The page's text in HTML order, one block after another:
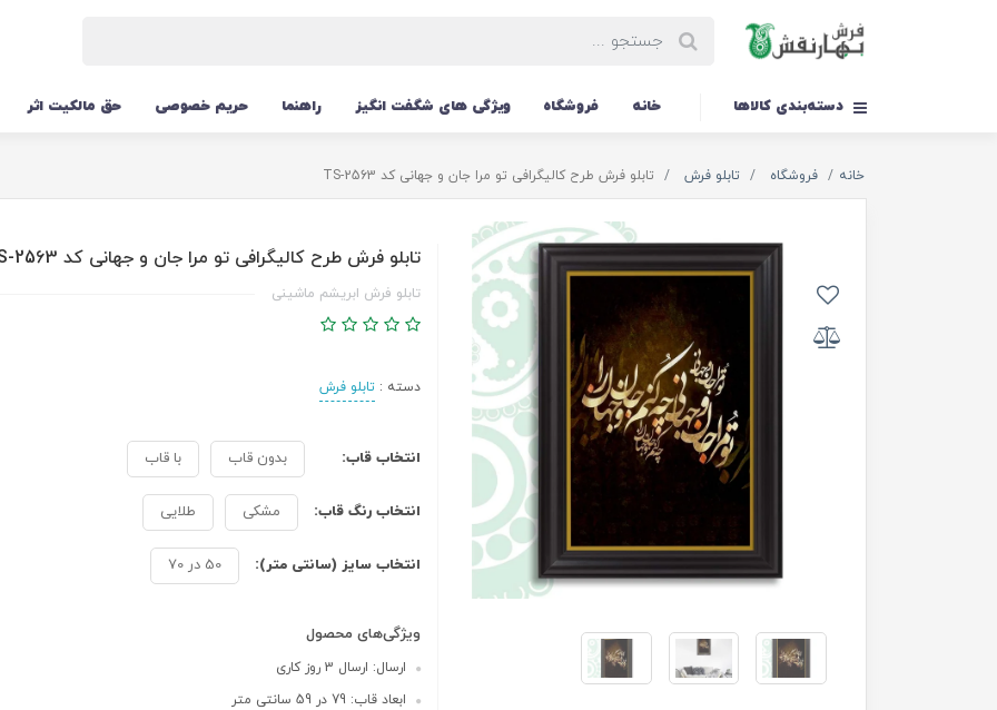
دسته‌بندی کالاها خانه فروشگاه ویژگی های شگفت انگیز راهنما حریم خصوصی حق مالکیت اثر
خانه فروشگاه تابلو فرش تابلو فرش طرح کالیگرافی تو مرا جان و جهانی کد TS-2563
تابلو فرش طرح کالیگرافی تو مرا جان و جهانی کد TS-2563
تابلو فرش ابریشم ماشینی
دسته :تابلو فرش
انتخاب قاب: بدون قاب با قاب
انتخاب رنگ قاب: مشکی طلایی
انتخاب سایز (سانتی متر): 50 در 70
ویژگی‌های محصول
ارسال: ارسال 3 روز کاری
ابعاد قاب: 79 در 59 سانتی متر